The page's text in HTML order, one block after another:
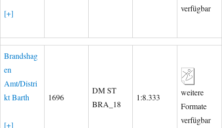
[+]
verfügbar
Brandshag
en
Amt/Distri
kt Barth
[+]
1696
DM ST
BRA_18
1:8.333
weitere
Formate
verfügbar